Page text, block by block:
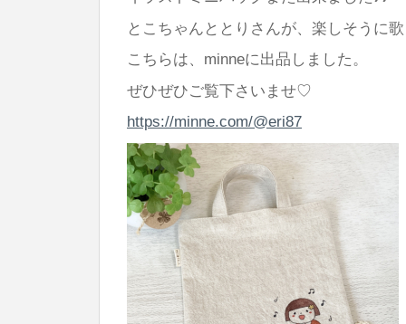
とこちゃんととりさんが、楽しそうに
こちらは、minneに出品しました。
ぜひぜひご覧下さいませ♡
https://minne.com/@eri87